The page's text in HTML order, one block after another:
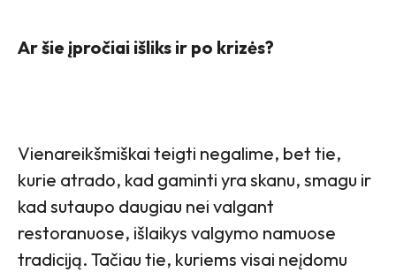
Ar šie įpročiai išliks ir po krizės?
Vienareikšmiškai teigti negalime, bet tie,
kurie atrado, kad gaminti yra skanu, smagu ir
kad sutaupo daugiau nei valgant
restoranuose, išlaikys valgymo namuose
tradiciją. Tačiau tie, kuriems visai neįdomu